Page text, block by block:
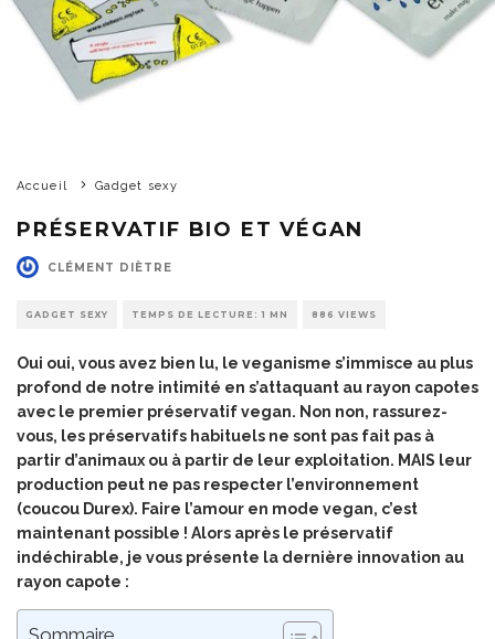
Accueil Gadget sexy
PRÉSERVATIF BIO ET VÉGAN
CLÉMENT DIÈTRE
GADGET SEXY TEMPS DE LECTURE: 1 MN 886 VIEWS
Oui oui, vous avez bien lu, le veganisme s’immisce au plus
profond de notre intimité en s’attaquant au rayon capotes
avec le premier préservatif vegan. Non non, rassurez-
vous, les préservatifs habituels ne sont pas fait pas à
partir d’animaux ou à partir de leur exploitation. MAIS leur
production peut ne pas respecter l’environnement
(coucou Durex). Faire l’amour en mode vegan, c’est
maintenant possible ! Alors après le préservatif
indéchirable, je vous présente la dernière innovation au
rayon capote :